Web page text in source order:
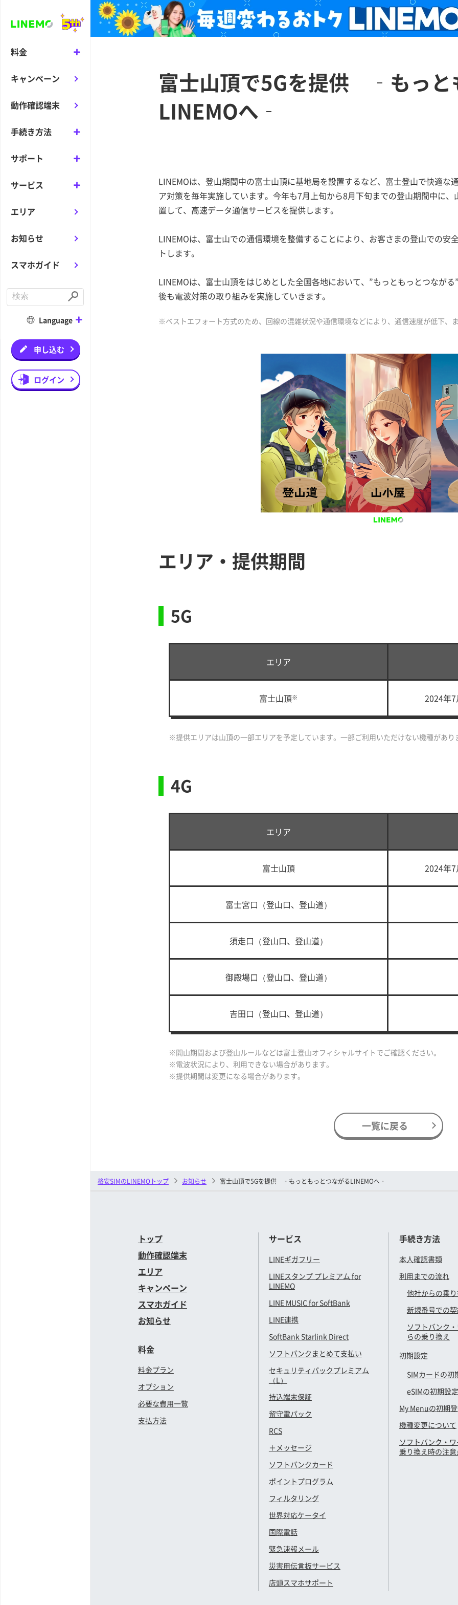
料金
キャンペーン
動作確認端末
手続き方法
サポート
サービス
エリア
お知らせ
スマホガイド
n
S
u
m
t
Language
申し込む
ログイン
富士山頂で5Gを提供 ‐もっと
LINEMOへ‐
LINEMOは、登山期間中の富士山頂に基地局を設置するなど、富士登山で快適な
ア対策を毎年実施しています。今年も7月上旬から8月下旬までの登山期間中に
置して、高速データ通信サービスを提供します。
LINEMOは、富士山での通信環境を整備することにより、お客さまの登山での安
トします。
LINEMOは、富士山頂をはじめとした全国各地において、”もっともっとつなが
後も電波対策の取り組みを実施していきます。
※ベストエフォート方式のため、回線の混雑状況や通信環境などにより、通信速度が低下、
エリア・提供期間
5G
エリア
富士山頂※ 2024年
※提供エリアは山頂の一部エリアを予定しています。一部ご利用いただけない機種があり
4G
エリア
富士山頂 2024年
富士宮口（登山口、登山道）
須走口（登山口、登山道）
御殿場口（登山口、登山道）
吉田口（登山口、登山道）
※開山期間および登山ルールなどは富士登山オフィシャルサイトでご確認ください。
※電波状況により、利用できない場合があります。
※提供期間は変更になる場合があります。
一覧に戻る
格安SIMのLINEMOトップ お知らせ 富士山頂で5Gを提供 ‐もっともっとつながるLINEMOへ‐
トップ
動作確認端末
エリア
キャンペーン
スマホガイド
お知らせ
料金
料金プラン
オプション
必要な費用一覧
支払方法
サービス
LINEギガフリー
LINEスタンプ プレミアム for
LINEMO
LINE MUSIC for SoftBank
LINE連携
SoftBank Starlink Direct
ソフトバンクまとめて支払い
セキュリティパックプレミアム
（L）
持込端末保証
留守電パック
RCS
＋メッセージ
ソフトバンクカード
ポイントプログラム
フィルタリング
世界対応ケータイ
国際電話
緊急速報メール
災害用伝言板サービス
店頭スマホサポート
手続き方法
本人確認書類
利用までの流れ
他社からの乗
新規番号での
ソフトバンク
らの乗り換え
初期設定
SIMカードの初
eSIMの初期設定
My Menuの初期
機種変更について
ソフトバンク・
乗り換え時の注